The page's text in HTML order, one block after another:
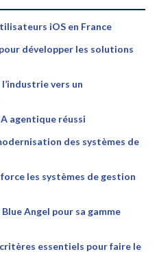
iOS en France
développer les solutions
vers un
agentique réussi
des systèmes de
les systèmes de gestion
Angel pour sa gamme
essentiels pour faire le